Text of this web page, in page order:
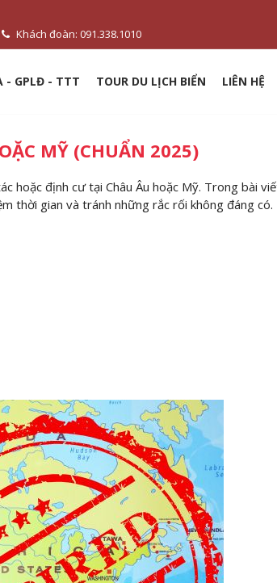
Khách đoàn: 091.338.1010
- GPLĐ - TTT TOUR DU LỊCH BIỂN LIÊN HỆ
MỸ (CHUẨN 2025)
hoặc định cư tại Châu Âu hoặc Mỹ. Trong bài
thời gian và tránh những rắc rối không đáng có.